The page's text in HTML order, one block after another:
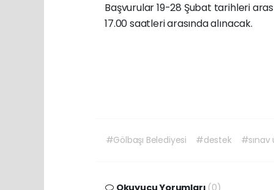
Başvurular 19-28 Şubat tarihleri
17.00 saatleri arasında alınacak.
#Gölbaşı Belediyesi #destek #sınav